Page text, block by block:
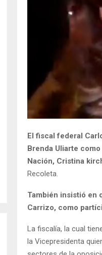
El fiscal federal
Brenda Uliarte
Nación, Cristina
Recoleta.
También insistió en
Carrizo, como
La fiscalía, la cual
la Vicepresidenta